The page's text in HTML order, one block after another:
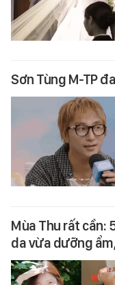
Sơn Tùng M-TP
Mùa Thu rất cần:
da vừa dưỡng